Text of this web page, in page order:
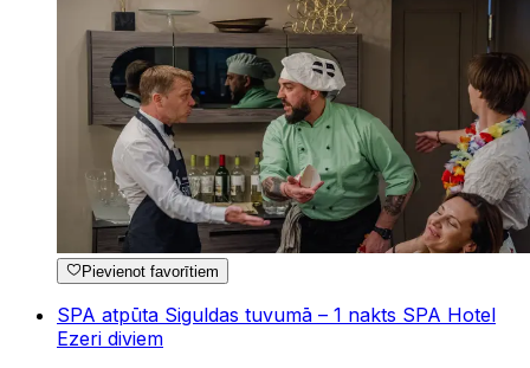
Pievienot favorītiem
SPA atpūta Siguldas tuvumā – 1 nakts SPA Hotel
Ezeri diviem